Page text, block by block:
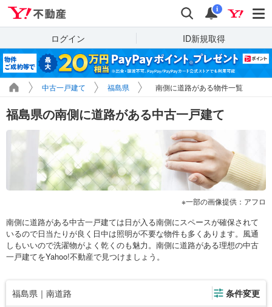
検索 通知
i
ログイン ID新規取得
中古一戸建て 福島県 南側に道路がある物件一覧
福島県の南側に道路がある中古一戸建て
一部の画像提供：アフロ
南側に道路がある中古一戸建ては日が入る南側にスペースが確保されて
いるので日当たりが良く日中は照明が不要な物件も多くあります。風通
しもいいので洗濯物がよく乾くのも魅力。南側に道路がある理想の中古
一戸建てをYahoo!不動産で見つけましょう。
福島県｜南道路 条件変更